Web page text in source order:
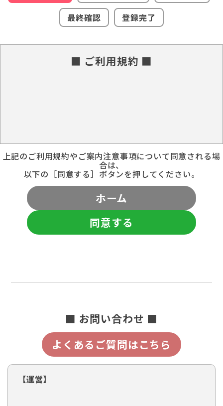
最終確認
登録完了
■ ご利用規約 ■
上記のご利用規約やご案内注意事項について同意される場
合は、
以下の［同意する］ボタンを押してください。
ホーム
同意する
■ お問い合わせ ■
よくあるご質問はこちら
【運営】